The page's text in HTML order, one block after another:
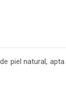
piel natural,